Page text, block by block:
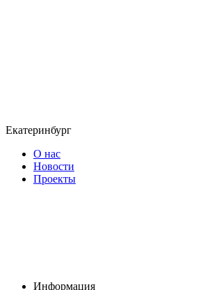
Екатеринбург
О нас
Новости
Проекты
Информация